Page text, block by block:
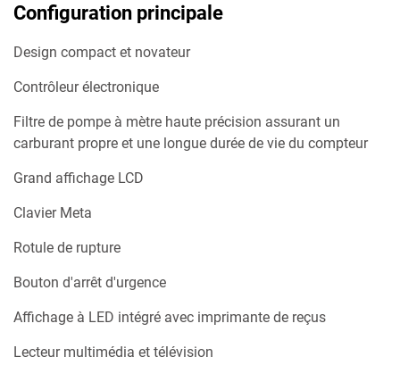
Configuration principale
Design compact et novateur
Contrôleur électronique
Filtre de pompe à mètre haute précision assurant un
carburant propre et une longue durée de vie du compteur
Grand affichage LCD
Clavier Meta
Rotule de rupture
Bouton d'arrêt d'urgence
Affichage à LED intégré avec imprimante de reçus
Lecteur multimédia et télévision